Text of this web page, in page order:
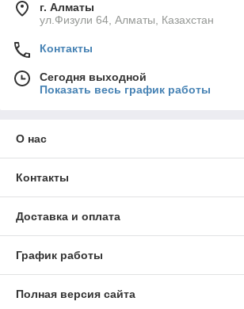
г. Алматы
ул.Физули 64, Алматы, Казахстан
Контакты
Сегодня выходной
Показать весь график работы
О нас
Контакты
Доставка и оплата
График работы
Полная версия сайта